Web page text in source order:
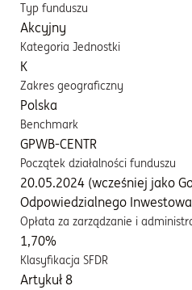
Typ funduszu
Akcyjny
Kategoria Jednostki
K
Zakres geograficzny
Polska
Benchmark
GPWB-CENTR
Początek działalności funduszu
20.05.2024 (wcześniej jako
Odpowiedzialnego
Opłata za zarządzanie i
1,70%
Klasyfikacja SFDR
Artykuł 8